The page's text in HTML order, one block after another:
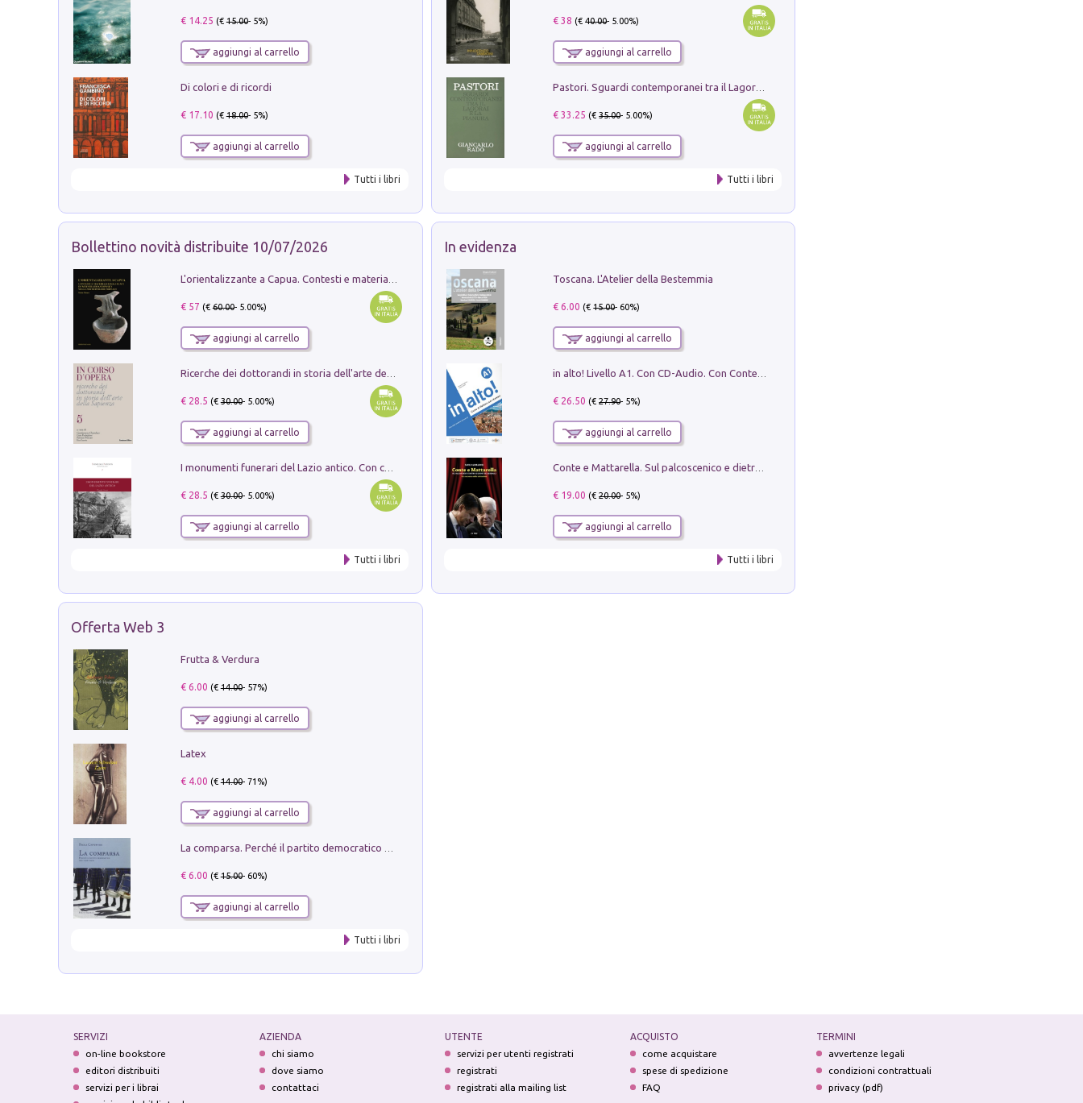
€ 14.25 (€15.00- 5%)
aggiungi al carrello
Di colori e di ricordi
€ 17.10 (€18.00- 5%)
aggiungi al carrello
Tutti i libri
€ 38 (€40.00- 5.00%)
aggiungi al carrello
€ 33.25 (€35.00- 5.00%)
aggiungi al carrello
Tutti i libri
Bollettino novità distribuite 10/07/2026
€ 57 (€60.00- 5.00%)
aggiungi al carrello
€ 28.5 (€30.00- 5.00%)
aggiungi al carrello
I monumenti funerari del Lazio antico. Con cartella con tavole
€ 28.5 (€30.00- 5.00%)
aggiungi al carrello
Tutti i libri
In evidenza
Toscana. L'Atelier della Bestemmia
€ 6.00 (€15.00- 60%)
aggiungi al carrello
€ 26.50 (€27.90- 5%)
aggiungi al carrello
€ 19.00 (€20.00- 5%)
aggiungi al carrello
Tutti i libri
Offerta Web 3
Frutta & Verdura
€ 6.00 (€14.00- 57%)
aggiungi al carrello
Latex
€ 4.00 (€14.00- 71%)
aggiungi al carrello
€ 6.00 (€15.00- 60%)
aggiungi al carrello
Tutti i libri
SERVIZI
on-line bookstore
editori distribuiti
servizi per i librai
AZIENDA
chi siamo
dove siamo
contattaci
UTENTE
servizi per utenti registrati
registrati
registrati alla mailing list
ACQUISTO
come acquistare
spese di spedizione
FAQ
TERMINI
avvertenze legali
condizioni contrattuali
privacy (pdf)